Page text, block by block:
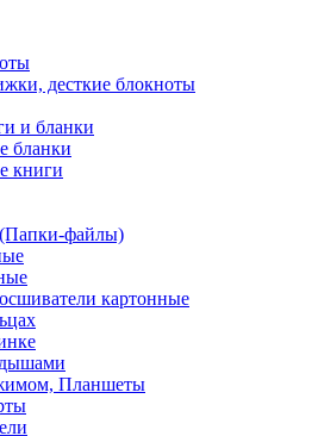
десткие блокноты
и бланки
бланки
книги
файлы)
картонные
Планшеты